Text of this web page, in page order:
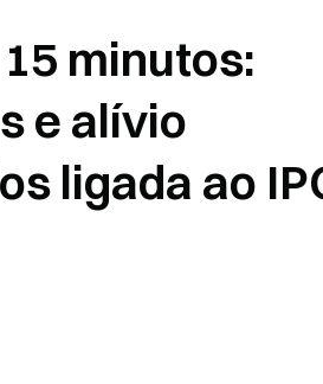
minutos:
e alívio
ligada ao